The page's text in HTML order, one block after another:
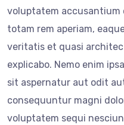
voluptatem accusantium
totam rem aperiam,
veritatis et quasi
explicabo. Nemo enim
sit aspernatur aut odit
consequuntur magni
voluptatem sequi